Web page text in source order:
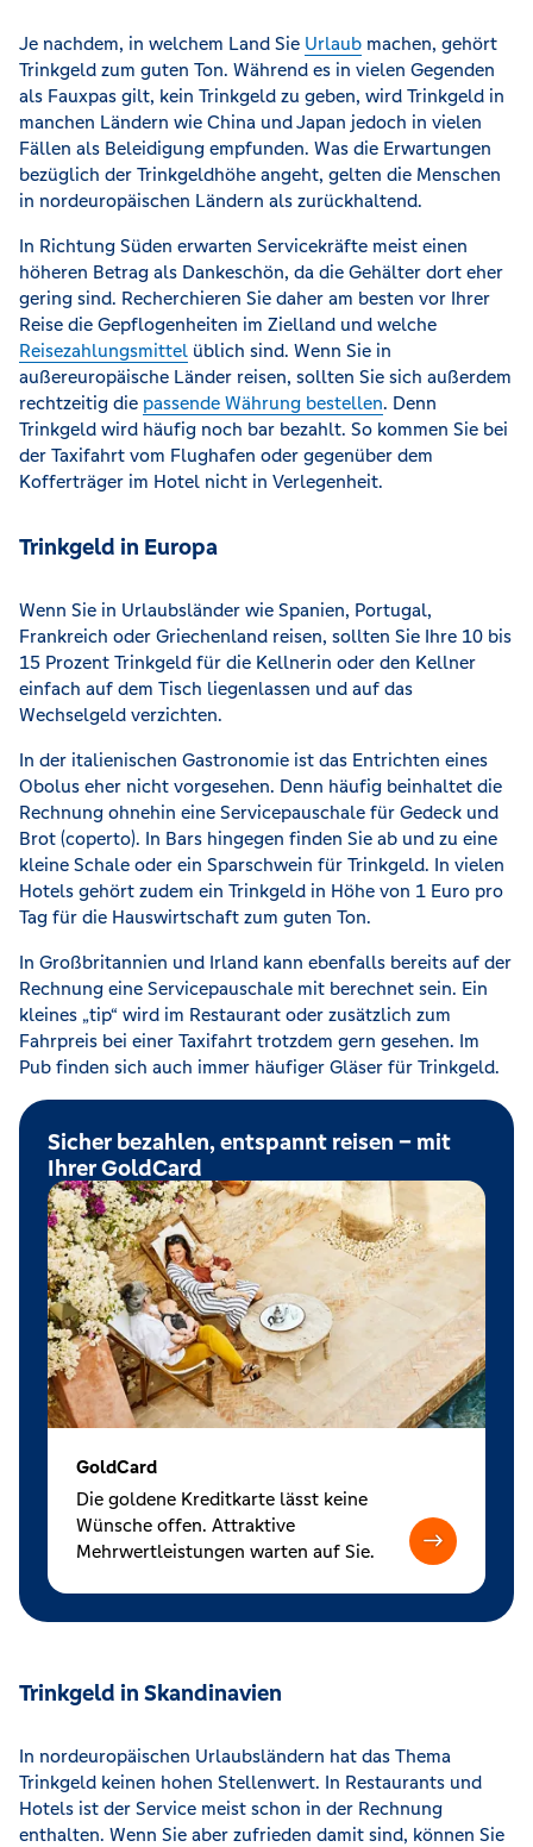
Je nachdem, in welchem Land Sie Urlaub machen, gehört
Trinkgeld zum guten Ton. Während es in vielen Gegenden
als Fauxpas gilt, kein Trinkgeld zu geben, wird Trinkgeld in
manchen Ländern wie China und Japan jedoch in vielen
Fällen als Beleidigung empfunden. Was die Erwartungen
bezüglich der Trinkgeldhöhe angeht, gelten die Menschen
in nordeuropäischen Ländern als zurückhaltend.
In Richtung Süden erwarten Servicekräfte meist einen
höheren Betrag als Dankeschön, da die Gehälter dort eher
gering sind. Recherchieren Sie daher am besten vor Ihrer
Reise die Gepflogenheiten im Zielland und welche
Reisezahlungsmittel üblich sind. Wenn Sie in
außereuropäische Länder reisen, sollten Sie sich außerdem
rechtzeitig die passende Währung bestellen. Denn
Trinkgeld wird häufig noch bar bezahlt. So kommen Sie bei
der Taxifahrt vom Flughafen oder gegenüber dem
Kofferträger im Hotel nicht in Verlegenheit.
Trinkgeld in Europa
Wenn Sie in Urlaubsländer wie Spanien, Portugal,
Frankreich oder Griechenland reisen, sollten Sie Ihre 10 bis
15 Prozent Trinkgeld für die Kellnerin oder den Kellner
einfach auf dem Tisch liegenlassen und auf das
Wechselgeld verzichten.
In der italienischen Gastronomie ist das Entrichten eines
Obolus eher nicht vorgesehen. Denn häufig beinhaltet die
Rechnung ohnehin eine Servicepauschale für Gedeck und
Brot (coperto). In Bars hingegen finden Sie ab und zu eine
kleine Schale oder ein Sparschwein für Trinkgeld. In vielen
Hotels gehört zudem ein Trinkgeld in Höhe von 1 Euro pro
Tag für die Hauswirtschaft zum guten Ton.
In Großbritannien und Irland kann ebenfalls bereits auf der
Rechnung eine Servicepauschale mit berechnet sein. Ein
kleines „tip“ wird im Restaurant oder zusätzlich zum
Fahrpreis bei einer Taxifahrt trotzdem gern gesehen. Im
Pub finden sich auch immer häufiger Gläser für Trinkgeld.
Sicher bezahlen, entspannt reisen – mit
Ihrer GoldCard
GoldCard
Die goldene Kreditkarte lässt keine
Wünsche offen. Attraktive
Mehrwertleistungen warten auf Sie.
Trinkgeld in Skandinavien
In nordeuropäischen Urlaubsländern hat das Thema
Trinkgeld keinen hohen Stellenwert. In Restaurants und
Hotels ist der Service meist schon in der Rechnung
enthalten. Wenn Sie aber zufrieden damit sind, können Sie